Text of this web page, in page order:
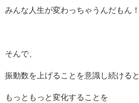
みんな人生が変わっちゃうんだもん！
そんで、
振動数を上げることを意識し続けると
もっともっと変化することを